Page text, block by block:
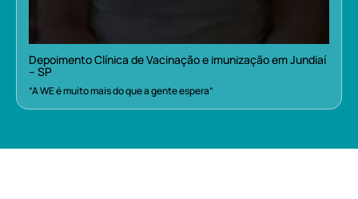
Depoimento Clínica de Vacinação e imunização em Jundiaí
– SP
“A WE é muito mais do que a gente espera”